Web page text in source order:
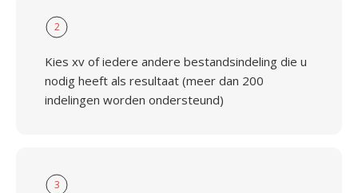
2
Kies xv of iedere andere bestandsindeling die u
nodig heeft als resultaat (meer dan 200
indelingen worden ondersteund)
3